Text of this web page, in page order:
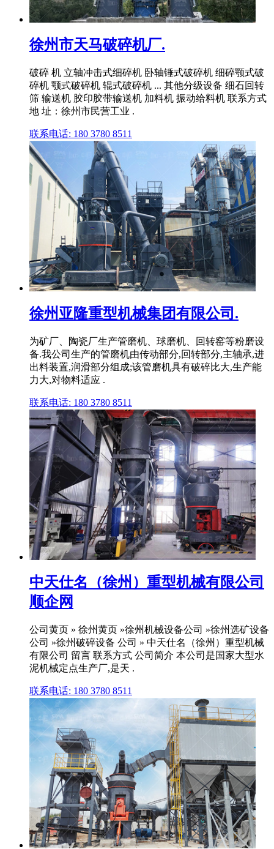
徐州市天马破碎机厂.
破碎 机 立轴冲击式细碎机 卧轴锤式破碎机 细碎颚式破
碎机 颚式破碎机 辊式破碎机 ... 其他分级设备 细石回转
筛 输送机 胶印胶带输送机 加料机 振动给料机 联系方式
地 址：徐州市民营工业 .
联系电话: 180 3780 8511
徐州亚隆重型机械集团有限公司.
为矿厂、陶瓷厂生产管磨机、球磨机、回转窑等粉磨设
备.我公司生产的管磨机由传动部分,回转部分,主轴承,进
出料装置,润滑部分组成;该管磨机具有破碎比大,生产能
力大,对物料适应 .
联系电话: 180 3780 8511
中天仕名（徐州）重型机械有限公司
顺企网
公司黄页 » 徐州黄页 »徐州机械设备公司 »徐州选矿设备
公司 »徐州破碎设备 公司 » 中天仕名（徐州）重型机械
有限公司 留言 联系方式 公司简介 本公司是国家大型水
泥机械定点生产厂,是天 .
联系电话: 180 3780 8511